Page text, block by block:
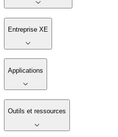
Entreprise XE
Applications
Outils et ressources